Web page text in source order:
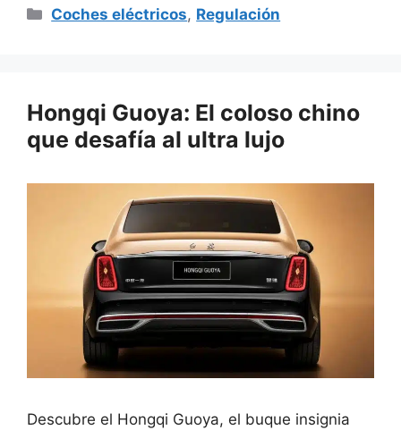
Categorías
Coches eléctricos, Regulación
Hongqi Guoya: El coloso chino
que desafía al ultra lujo
Descubre el Hongqi Guoya, el buque insignia